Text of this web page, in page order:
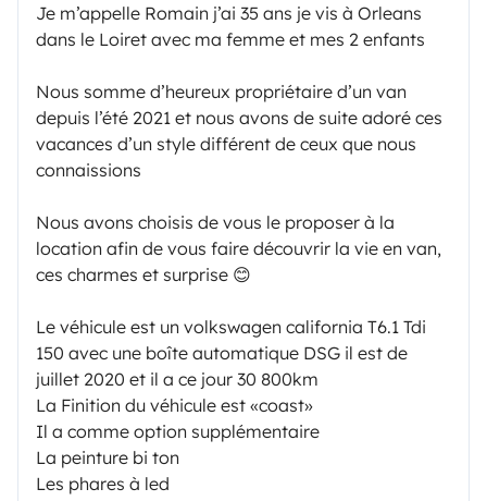
Je m’appelle Romain j’ai 35 ans je vis à Orleans
dans le Loiret avec ma femme et mes 2 enfants
Nous somme d’heureux propriétaire d’un van
depuis l’été 2021 et nous avons de suite adoré ces
vacances d’un style différent de ceux que nous
connaissions
Nous avons choisis de vous le proposer à la
location afin de vous faire découvrir la vie en van,
ces charmes et surprise 😊
Le véhicule est un volkswagen california T6.1 Tdi
150 avec une boîte automatique DSG il est de
juillet 2020 et il a ce jour 30 800km
La Finition du véhicule est «coast»
Il a comme option supplémentaire
La peinture bi ton
Les phares à led